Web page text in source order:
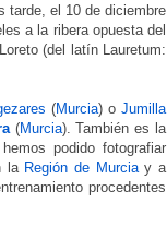
tarde, el 10 de diciembre
a la ribera opuesta del
(del latín Lauretum:
(Murcia) o Jumilla
(Murcia). También es la
podido fotografiar
la Región de Murciay a
procedentes